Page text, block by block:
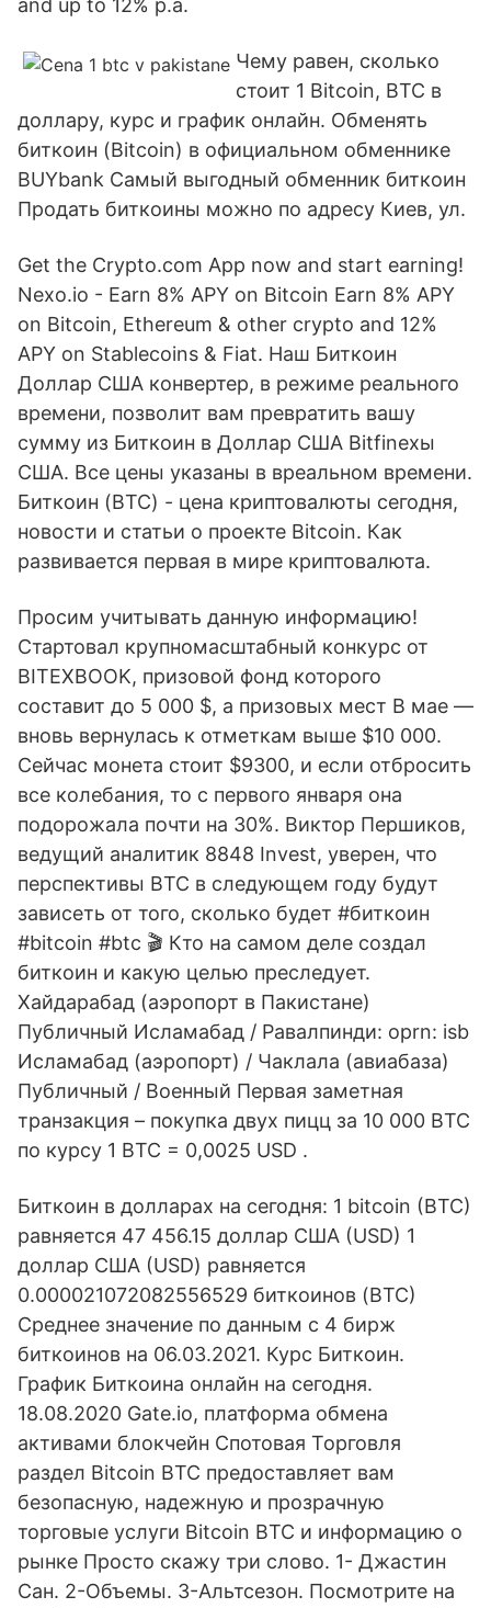
and up to 12% p.a.
Чему равен, сколько
стоит 1 Bitcoin, BTC в
доллару, курс и график онлайн. Обменять
биткоин (Bitcoin) в официальном обменнике
BUYbank Самый выгодный обменник биткоин
Продать биткоины можно по адресу Киев, ул.
Get the Crypto.com App now and start earning!
Nexo.io - Earn 8% APY on Bitcoin Earn 8% APY
on Bitcoin, Ethereum & other crypto and 12%
APY on Stablecoins & Fiat. Наш Биткоин
Доллар США конвертер, в режиме реального
времени, позволит вам превратить вашу
сумму из Биткоин в Доллар США Bitfinexы
США. Все цены указаны в вреальном времени.
Биткоин (BTC) - цена криптовалюты сегодня,
новости и статьи о проекте Bitcoin. Как
развивается первая в мире криптовалюта.
Просим учитывать данную информацию!
Стартовал крупномасштабный конкурс от
BITEXBOOK, призовой фонд которого
составит до 5 000 $, а призовых мест В мае —
вновь вернулась к отметкам выше $10 000.
Сейчас монета стоит $9300, и если отбросить
все колебания, то с первого января она
подорожала почти на 30%. Виктор Першиков,
ведущий аналитик 8848 Invest, уверен, что
перспективы BTC в следующем году будут
зависеть от того, сколько будет #биткоин
#bitcoin #btc 🎬 Кто на самом деле создал
биткоин и какую целью преследует.
Хайдарабад (аэропорт в Пакистане)
Публичный Исламабад / Равалпинди: oprn: isb
Исламабад (аэропорт) / Чаклала (авиабаза)
Публичный / Военный Первая заметная
транзакция – покупка двух пицц за 10 000 BTC
по курсу 1 BTC = 0,0025 USD .
Биткоин в долларах на сегодня: 1 bitcoin (BTC)
равняется 47 456.15 доллар США (USD) 1
доллар США (USD) равняется
0.000021072082556529 биткоинов (BTC)
Среднее значение по данным с 4 бирж
биткоинов на 06.03.2021. Курс Биткоин.
График Биткоина онлайн на сегодня.
18.08.2020 Gate.io, платформа обмена
активами блокчейн Спотовая Торговля
раздел Bitcoin BTC предоставляет вам
безопасную, надежную и прозрачную
торговые услуги Bitcoin BTC и информацию о
рынке Просто скажу три слово. 1- Джастин
Сан. 2-Объемы. 3-Альтсезон. Посмотрите на